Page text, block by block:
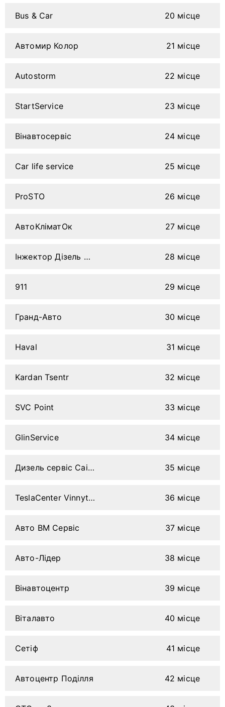
Bus & Car 20 місце
Автомир Колор 21 місце
Autostorm 22 місце
StartServicе 23 місце
Вінавтосервіс 24 місце
Car life service 25 місце
ProSTO 26 місце
АвтоКліматОк 27 місце
Інжектор Дізель Сервіс 28 місце
911 29 місце
Гранд-Авто 30 місце
Haval 31 місце
Kardan Tsentr 32 місце
SVC Point 33 місце
GlinService 34 місце
Дизель сервіс Саіра-Авто 35 місце
TeslaCenter Vinnytsia 36 місце
Авто ВМ Сервіс 37 місце
Авто-Лідер 38 місце
Вінавтоцентр 39 місце
Віталавто 40 місце
Сетіф 41 місце
Автоцентр Поділля 42 місце